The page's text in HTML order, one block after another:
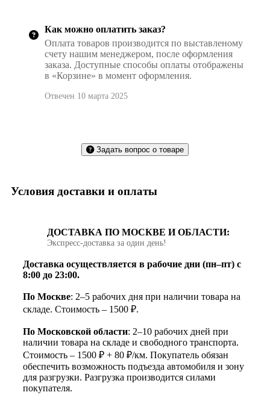
Как можно оплатить заказ?
Оплата товаров производится по выставленому
счету нашим менеджером, после оформления
заказа. Доступные способы оплаты отображены
в «Корзине» в момент оформления.
Отвечен 10 марта 2025
Задать вопрос о товаре
Условия доставки и оплаты
ДОСТАВКА ПО МОСКВЕ И ОБЛАСТИ:
Экспресс‑доставка за один день!
Доставка осуществляется в рабочие дни (пн–пт) с
8:00 до 23:00.
По Москве: 2–5 рабочих дня при наличии товара на
складе. Стоимость – 1500 ₽.
По Московской области: 2–10 рабочих дней при
наличии товара на складе и свободного транспорта.
Стоимость – 1500 ₽ + 80 ₽/км. Покупатель обязан
обеспечить возможность подъезда автомобиля и зону
для разгрузки. Разгрузка производится силами
покупателя.